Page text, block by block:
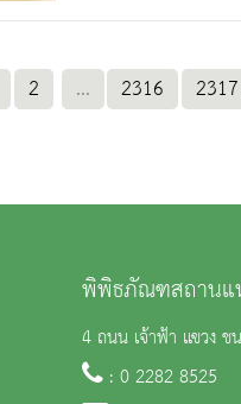
2 ... 2316 2317
พิพิธภัณฑสถานแ
4 ถนน เจ้าฟ้า แขวง
: 0 2282 8525